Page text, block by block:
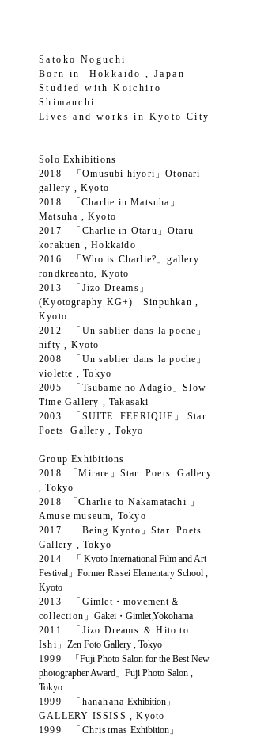
Satoko Noguchi
Born in Hokkaido , Japan
Studied with Koichiro
Shimauchi
Lives and works in Kyoto City
Solo Exhibitions
2018 「Omusubi hiyori」Otonari
gallery , Kyoto
2018
「Charlie in Matsuha」
Matsuha , Kyoto
2017 「Charlie in Otaru」Otaru
korakuen , Hokkaido
2016 「Who is Charlie?」gallery
rondkreanto, Kyoto
2013
「Jizo Dreams」
(Kyotography KG+) Sinpuhkan ,
Kyoto
2012 「Un sablier dans la poche」
nifty , Kyoto
2008 「Un sablier dans la poche」
violette , Tokyo
2005 「Tsubame no Adagio」Slow
Time Gallery , Takasaki
2003 「SUITE FEERIQUE」 Star
Poets Gallery , Tokyo
Group Exhibitions
2018 「Mirare」 Star Poets Gallery
, Tokyo
2018 「Charlie to Nakamatachi 」
Amuse museum, Tokyo
2017 「Being Kyoto」 Star Poets
Gallery , Tokyo
2014
「 Kyoto International Film and Art
Festival」 Former Rissei Elementary School ,
Kyoto
2013 「Gimlet・movement＆
collection」Gakei・Gimlet,Yokohama
2011 「Jizo Dreams ＆ Hito to
Ishi」 Zen Foto Gallery , Tokyo
1999
「Fuji Photo Salon for the Best New
photographer Award」 Fuji Photo Salon ,
Tokyo
1999 「hanahanaExhibition 」
GALLERY ISSISS , Kyoto
1999 「Christmas Exhibition 」